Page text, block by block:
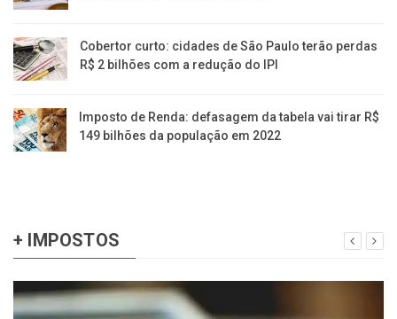
Cobertor curto: cidades de São Paulo terão perdas
R$ 2 bilhões com a redução do IPI
Imposto de Renda: defasagem da tabela vai tirar R$
149 bilhões da população em 2022
+ IMPOSTOS